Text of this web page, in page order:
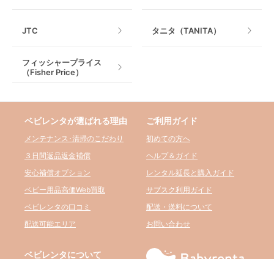
JTC タニタ（TANITA）
フィッシャープライス
（Fisher Price）
ベビレンタが選ばれる理由
メンテナンス･清掃のこだわり
３日間返品返金補償
安心補償オプション
ベビー用品高価Web買取
ベビレンタの口コミ
配送可能エリア
ご利用ガイド
初めての方へ
ヘルプ＆ガイド
レンタル延長と購入ガイド
サブスク利用ガイド
配送・送料について
お問い合わせ
ベビレンタについて